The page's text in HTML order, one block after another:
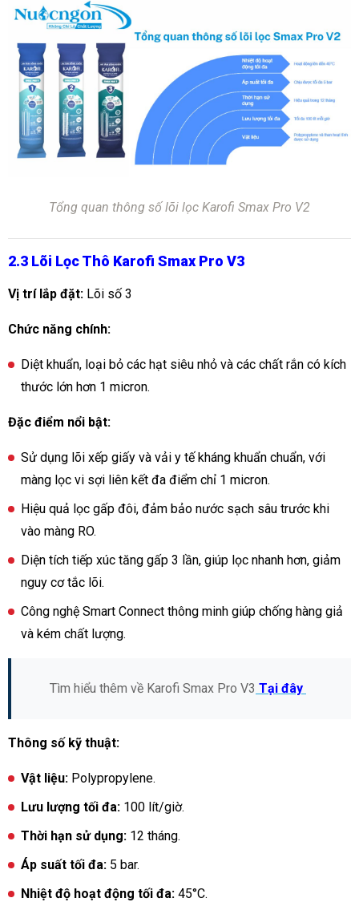
Tổng quan thông số lõi lọc Karofi Smax Pro V2
2.3 Lõi Lọc Thô Karofi Smax Pro V3
Vị trí lắp đặt: Lõi số 3
Chức năng chính:
Diệt khuẩn, loại bỏ các hạt siêu nhỏ và các chất rắn có kích
thước lớn hơn 1 micron.
Đặc điểm nổi bật:
Sử dụng lõi xếp giấy và vải y tế kháng khuẩn chuẩn, với
màng lọc vi sợi liên kết đa điểm chỉ 1 micron.
Hiệu quả lọc gấp đôi, đảm bảo nước sạch sâu trước khi
vào màng RO.
Diện tích tiếp xúc tăng gấp 3 lần, giúp lọc nhanh hơn, giảm
nguy cơ tắc lõi.
Công nghệ Smart Connect thông minh giúp chống hàng giả
và kém chất lượng.
Tìm hiểu thêm về Karofi Smax Pro V3 Tại đây
Thông số kỹ thuật:
Vật liệu: Polypropylene.
Lưu lượng tối đa: 100 lít/giờ.
Thời hạn sử dụng: 12 tháng.
Áp suất tối đa: 5 bar.
Nhiệt độ hoạt động tối đa: 45°C.